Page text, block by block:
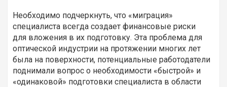
Необходимо подчеркнуть, что «миграция»
специалиста всегда создает финансовые риски
для вложения в их подготовку. Эта проблема для
оптической индустрии на протяжении многих лет
была на поверхности, потенциальные работодатели
поднимали вопрос о необходимости «быстрой» и
«одинаковой» подготовки специалиста в области